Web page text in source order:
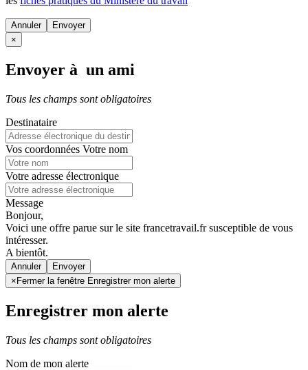
Annuler
×
Envoyer à un ami
Tous les champs sont obligatoires
Destinataire
Vos coordonnées Votre nom
Votre adresse électronique
Message
Bonjour,
Voici une offre parue sur le site francetravail.fr susceptible de vous
intéresser.
A bientôt.
Annuler
× Fermer la fenêtre Enregistrer mon alerte
Enregistrer mon alerte
Tous les champs sont obligatoires
Nom de mon alerte